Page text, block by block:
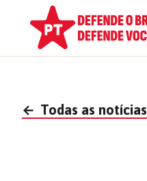
← Todas as notícias